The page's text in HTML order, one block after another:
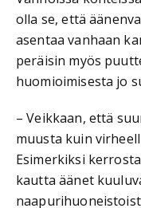
olla se, että
asentaa vanhaan
peräisin myös
huomioimisesta jo
– Veikkaan, että
muusta kuin
Esimerkiksi
kautta äänet